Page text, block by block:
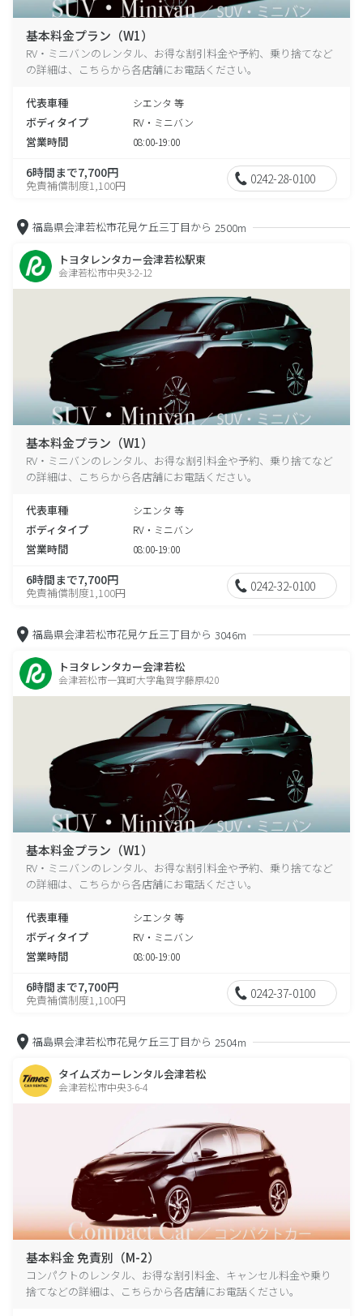
基本料金プラン（W1）
RV・ミニバンのレンタル、お得な割引料金や予約、乗り捨てなど
の詳細は、こちらから各店舗にお電話ください。
代表車種 シエンタ 等
ボディタイプ RV・ミニバン
営業時間 08:00-19:00
6時間まで7,700円
免責補償制度1,100円 0242-28-0100
福島県会津若松市花見ケ丘三丁目から 2500m
トヨタレンタカー会津若松駅東
会津若松市中央3-2-12
基本料金プラン（W1）
RV・ミニバンのレンタル、お得な割引料金や予約、乗り捨てなど
の詳細は、こちらから各店舗にお電話ください。
代表車種 シエンタ 等
ボディタイプ RV・ミニバン
営業時間 08:00-19:00
6時間まで7,700円
免責補償制度1,100円 0242-32-0100
福島県会津若松市花見ケ丘三丁目から 3046m
トヨタレンタカー会津若松
会津若松市一箕町大字亀賀字藤原420
基本料金プラン（W1）
RV・ミニバンのレンタル、お得な割引料金や予約、乗り捨てなど
の詳細は、こちらから各店舗にお電話ください。
代表車種 シエンタ 等
ボディタイプ RV・ミニバン
営業時間 08:00-19:00
6時間まで7,700円
免責補償制度1,100円 0242-37-0100
福島県会津若松市花見ケ丘三丁目から 2504m
タイムズカーレンタル会津若松
会津若松市中央3-6-4
基本料金 免責別（M-2）
コンパクトのレンタル、お得な割引料金、キャンセル料金や乗り
捨てなどの詳細は、こちらから各店舗にお電話ください。